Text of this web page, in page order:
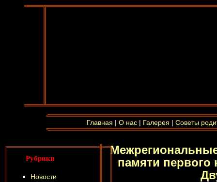
Главная | О нас | Галерея | Советы
памяти
Рубрики
Новости